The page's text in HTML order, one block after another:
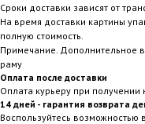
Сроки доставки зависят от
На время доставки картины
полную стоимость.
Примечание. Дополнительное
раму
Оплата после доставки
Оплата курьеру при
14 дней - гарантия возврата
Воспользуйтесь возможностью